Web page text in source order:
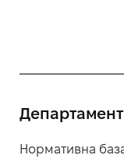
Департамент
Нормативна